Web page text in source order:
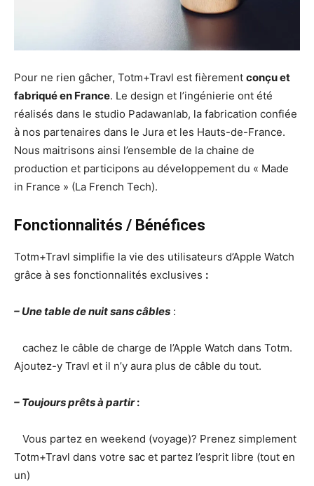
Pour ne rien gâcher, Totm+Travl est fièrement conçu et
fabriqué en France. Le design et l’ingénierie ont été
réalisés dans le studio Padawanlab, la fabrication confiée
à nos partenaires dans le Jura et les Hauts-de-France.
Nous maitrisons ainsi l’ensemble de la chaine de
production et participons au développement du « Made
in France » (La French Tech).
Fonctionnalités / Bénéfices
Totm+Travl simplifie la vie des utilisateurs d’Apple Watch
grâce à ses fonctionnalités exclusives :
– Une table de nuit sans câbles :
cachez le câble de charge de l’Apple Watch dans Totm.
Ajoutez-y Travl et il n’y aura plus de câble du tout.
– Toujours prêts à partir:
Vous partez en weekend (voyage)? Prenez simplement
Totm+Travl dans votre sac et partez l’esprit libre (tout en
un)